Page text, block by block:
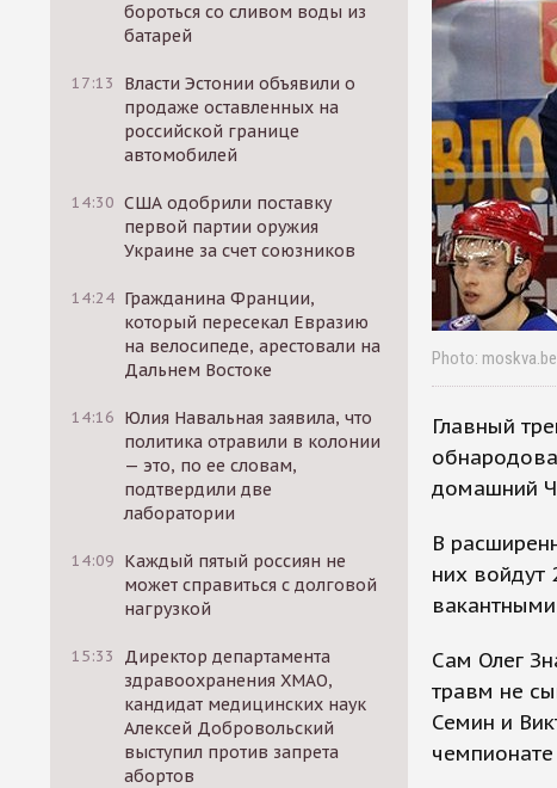
бороться со сливом воды из
батарей
17:13
Власти Эстонии объявили о
продаже оставленных на
российской границе
автомобилей
14:30 США одобрили поставку
первой партии оружия
Украине за счет союзников
14:24 Гражданина Франции,
который пересекал Евразию
на велосипеде, арестовали на
Дальнем Востоке
14:16 Юлия Навальная заявила, что
политика отравили в колонии
— это, по ее словам,
подтвердили две
лаборатории
14:09 Каждый пятый россиян не
может справиться с долговой
нагрузкой
15:33
Директор департамента
здравоохранения ХМАО,
кандидат медицинских наук
Алексей Добровольский
выступил против запрета
абортов
Photo:
Главный
домашний
В
них войдут
Сам Олег
травм не
Семин и